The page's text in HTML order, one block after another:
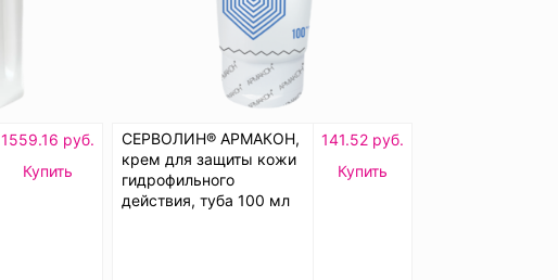
1559.16 руб.
Купить
СЕРВОЛИН® АРМАКОН,
крем для защиты кожи
гидрофильного
действия, туба 100 мл
141.52 руб.
Купить